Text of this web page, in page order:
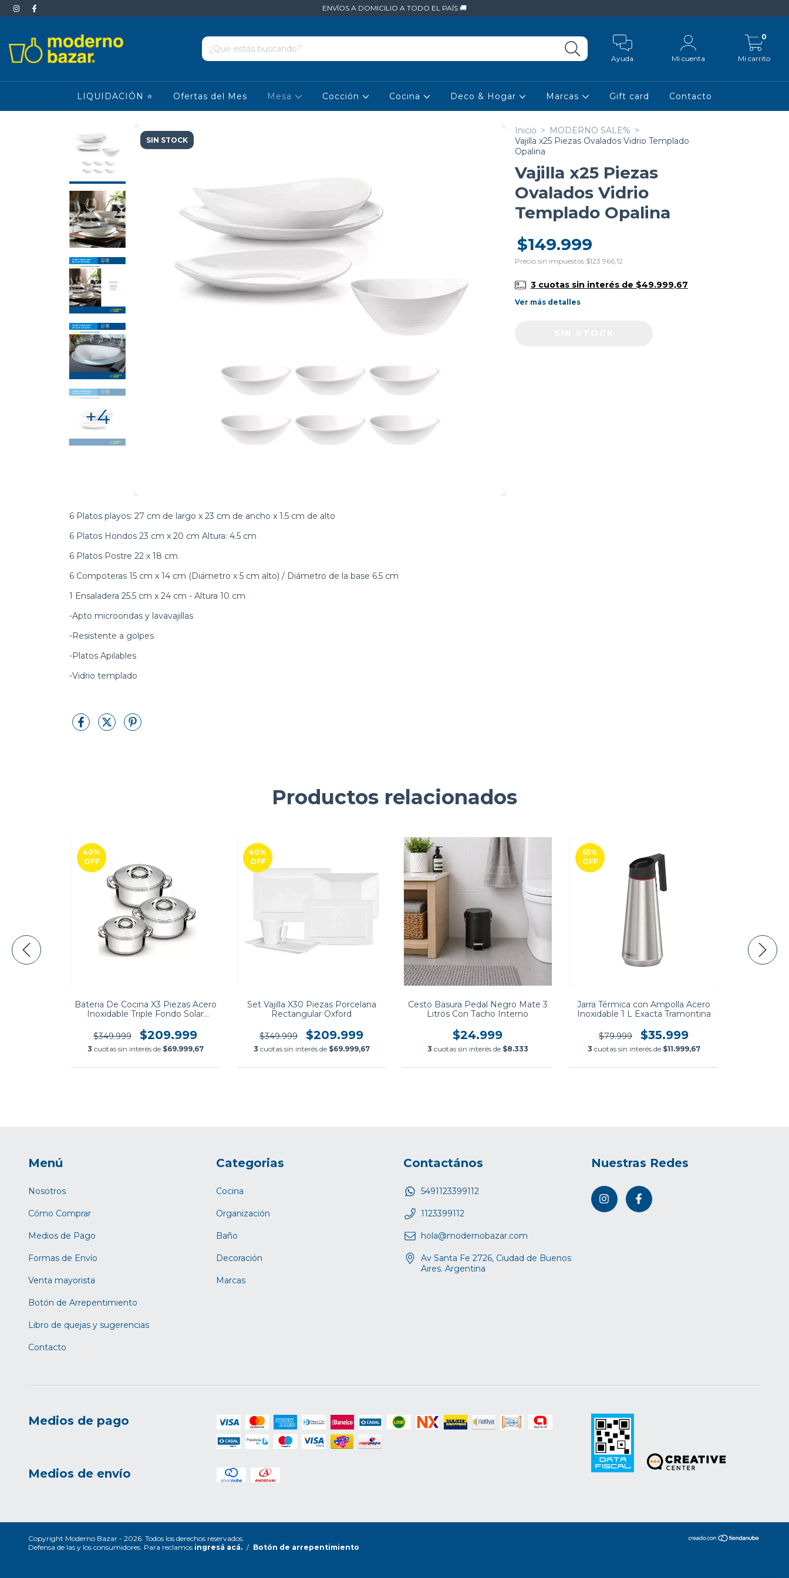
ENVÍOS A DOMICILIO A TODO EL PAÍS 🚚
Ayuda Mi cuenta Mi carrito
0
LIQUIDACIÓN ⭐ Ofertas del Mes Mesa Cocción Cocina Deco & Hogar Marcas Gift card Contacto
+4
SIN STOCK
6 Platos playos: 27 cm de largo x 23 cm de ancho x 1.5 cm de alto
6 Platos Hondos 23 cm x 20 cm Altura: 4.5 cm
6 Platos Postre 22 x 18 cm
6 Compoteras 15 cm x 14 cm (Diámetro x 5 cm alto) / Diámetro de la base 6.5 cm
1 Ensaladera 25.5 cm x 24 cm - Altura 10 cm
-Apto microondas y lavavajillas
-Resistente a golpes
-Platos Apilables
-Vidrio templado
Inicio > MODERNO SALE% >
Vajilla x25 Piezas Ovalados Vidrio Templado
Opalina
Vajilla x25 Piezas
Ovalados Vidrio
Templado Opalina
$149.999
Precio sin impuestos $123.966,12
3 cuotas sin interés de $49.999,67
Ver más detalles
Productos relacionados
40%
OFF
Bateria De Cocina X3 Piezas Acero
Inoxidable Triple Fondo Solar
$349.999
$209.999
3 cuotas sin interés de $69.999,67
40%
OFF
Set Vajilla X30 Piezas Porcelana
Rectangular Oxford
$349.999 $209.999
3 cuotas sin interés de $69.999,67
Cesto Basura Pedal Negro Mate 3
Litros Con Tacho Interno
$24.999
3 cuotas sin interés de $8.333
55%
OFF
Jarra Térmica con Ampolla Acero
Inoxidable 1 L Exacta Tramontina
$79.999 $35.999
3 cuotas sin interés de $11.999,67
Menú
Nosotros
Cómo Comprar
Medios de Pago
Formas de Envío
Venta mayorista
Botón de Arrepentimiento
Libro de quejas y sugerencias
Contacto
Categorias
Cocina
Organización
Baño
Decoración
Marcas
Contactános
5491123399112
1123399112
hola@modernobazar.com
Av Santa Fe 2726, Ciudad de Buenos
Aires. Argentina
Nuestras Redes
Medios de pago
Medios de envío
Copyright Moderno Bazar - 2026. Todos los derechos reservados.
Defensa de las y los consumidores. Para reclamos ingresá acá. / Botón de arrepentimiento